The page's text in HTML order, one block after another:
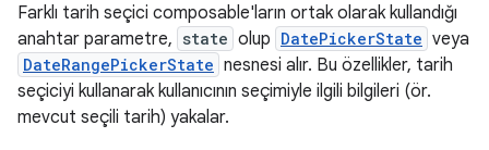
Farklı tarih seçici composable'ların ortak olarak kullandığı
anahtar parametre, state olup DatePickerState veya
DateRangePickerState nesnesi alır. Bu özellikler, tarih
seçiciyi kullanarak kullanıcının seçimiyle ilgili bilgileri (ör.
mevcut seçili tarih) yakalar.